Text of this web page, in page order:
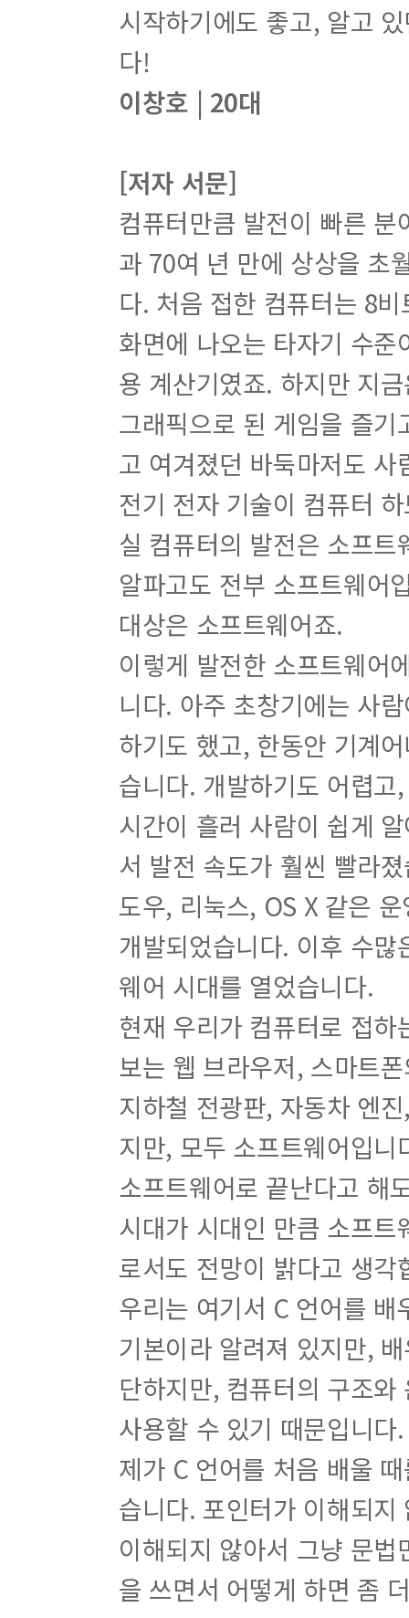
시작하기에도 좋고, 알고
다!
이창호 | 20대
[저자 서문]
컴퓨터만큼 발전이 빠른
과 70여 년 만에 상상을 초
다. 처음 접한 컴퓨터는 8
화면에 나오는 타자기 수
용 계산기였죠. 하지만 지
그래픽으로 된 게임을 즐
고 여겨졌던 바둑마저도
전기 전자 기술이 컴퓨터
실 컴퓨터의 발전은 소프
알파고도 전부 소프트웨어
대상은 소프트웨어죠.
이렇게 발전한 소프트웨어
니다. 아주 초창기에는 사
하기도 했고, 한동안 기계
습니다. 개발하기도 어렵
시간이 흘러 사람이 쉽게
서 발전 속도가 훨씬 빨라
도우, 리눅스, OS X 같은
개발되었습니다. 이후 수
웨어 시대를 열었습니다.
현재 우리가 컴퓨터로 접
보는 웹 브라우저, 스마트
지하철 전광판, 자동차 엔
지만, 모두 소프트웨어입
소프트웨어로 끝난다고 해
시대가 시대인 만큼 소프
로서도 전망이 밝다고 생각
우리는 여기서 C 언어를
기본이라 알려져 있지만,
단하지만, 컴퓨터의 구조
사용할 수 있기 때문입니다.
제가 C 언어를 처음 배울
습니다. 포인터가 이해되
이해되지 않아서 그냥 문
을 쓰면서 어떻게 하면 좀